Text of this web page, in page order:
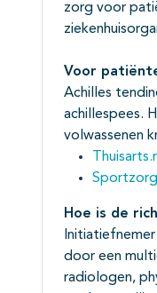
zorg voor
Voor patië
Achilles
achillespees.
volwassenen
Hoe is de
door een
radiologen,